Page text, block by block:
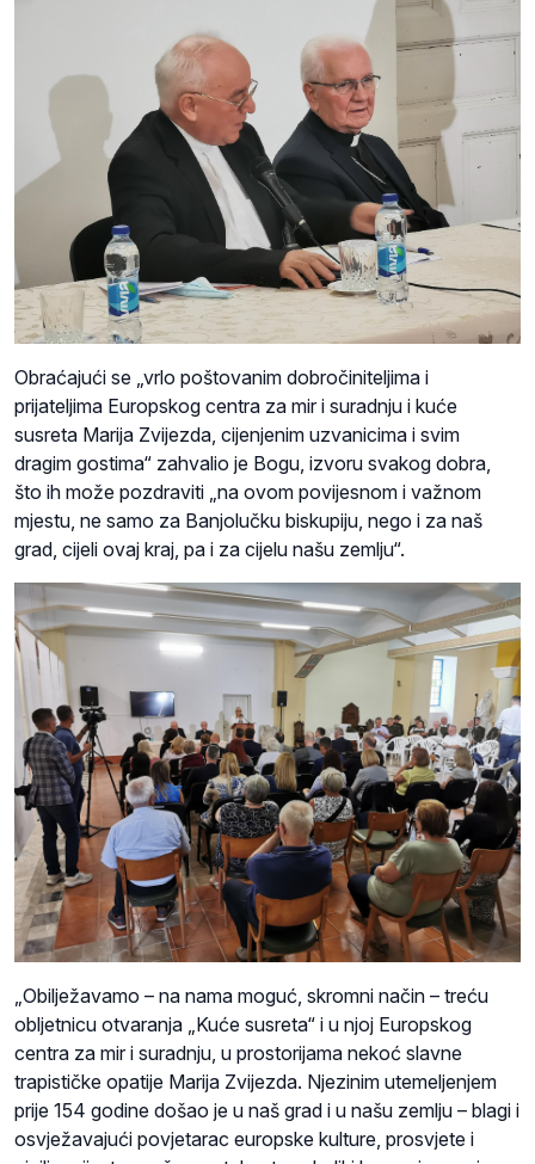
Obraćajući se „vrlo poštovanim dobročiniteljima i
prijateljima Europskog centra za mir i suradnju i kuće
susreta Marija Zvijezda, cijenjenim uzvanicima i svim
dragim gostima“ zahvalio je Bogu, izvoru svakog dobra,
što ih može pozdraviti „na ovom povijesnom i važnom
mjestu, ne samo za Banjolučku biskupiju, nego i za naš
grad, cijeli ovaj kraj, pa i za cijelu našu zemlju“.
„Obilježavamo – na nama moguć, skromni način – treću
obljetnicu otvaranja „Kuće susreta“ i u njoj Europskog
centra za mir i suradnju, u prostorijama nekoć slavne
trapističke opatije Marija Zvijezda. Njezinim utemeljenjem
prije 154 godine došao je u naš grad i u našu zemlju – blagi i
osvježavajući povjetarac europske kulture, prosvjete i